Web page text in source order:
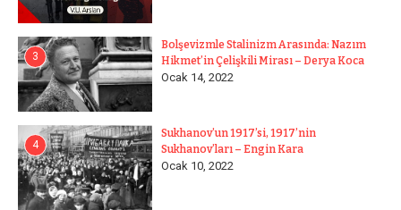
3
Bolşevizmle Stalinizm Arasında: Nazım
Hikmet’in Çelişkili Mirası – Derya Koca
Ocak 14, 2022
4
Sukhanov’un 1917’si, 1917’nin
Sukhanov’ları – Engin Kara
Ocak 10, 2022